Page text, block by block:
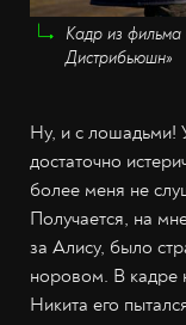
Кадр из
Дистрибьюшн»
Ну, и с лошадьми!
достаточно
более меня не
Получается, на
за Алису, было
норовом. В кадре
Никита его